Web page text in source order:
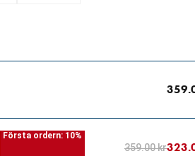
Första ordern: 10%
359.00 kr